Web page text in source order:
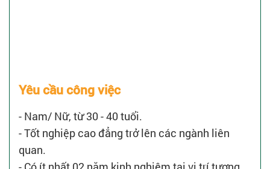
Yêu cầu công việc
- Nam/ Nữ, từ 30 - 40 tuổi.
- Tốt nghiệp cao đẳng trở lên các ngành liên
quan.